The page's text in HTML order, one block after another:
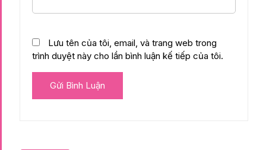
Lưu tên của tôi, email, và trang web trong
trình duyệt này cho lần bình luận kế tiếp của tôi.